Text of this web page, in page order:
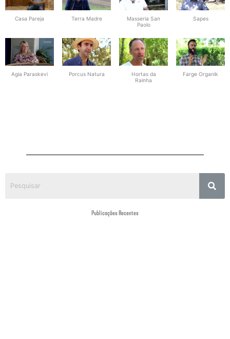
Casa Pareja Terra Madre
Masseria San
Paolo
Sapes
Agia Paraskevi Porcus Natura
Hortas da
Rainha
Farge Organik
Publicações Recentes